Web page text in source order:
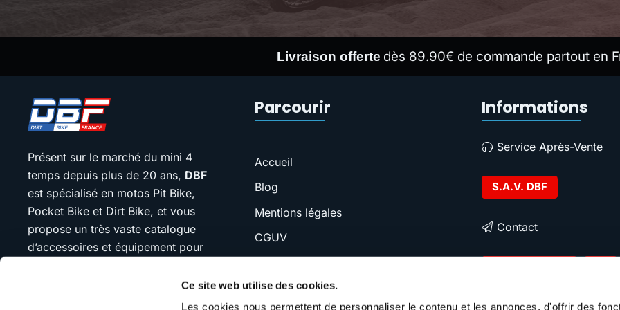
Ce site web utilise des cookies.
Les cookies nous permettent de personnaliser le contenu et les annonces, d'offrir des
Livraison offerte dès 89.90€ de commande partout en
Présent sur le marché du mini 4
temps depuis plus de 20 ans, DBF
est spécialisé en motos Pit Bike,
Pocket Bike et Dirt Bike, et vous
propose un très vaste catalogue
d’accessoires et équipement pour
Notre devise : “jamais plus cher que
Parcourir
Accueil
Blog
Mentions légales
CGUV
SAV
Informations
Service Après-Vente
S.A.V. DBF
Contact